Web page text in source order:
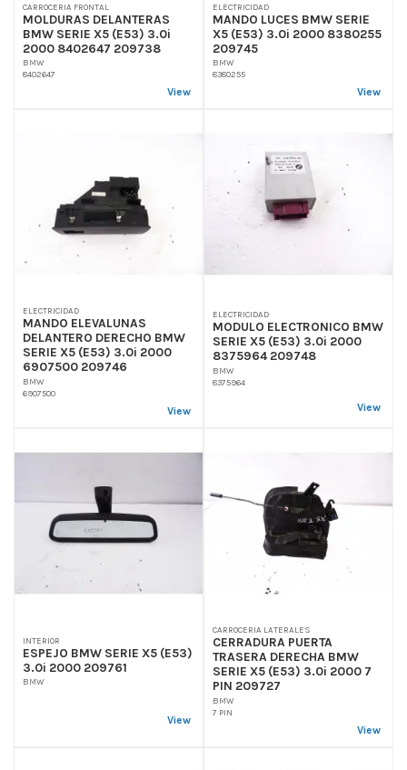
CARROCERIA FRONTAL
MOLDURAS DELANTERAS
BMW SERIE X5 (E53) 3.0i
2000 8402647 209738
BMW
8402647
View
ELECTRICIDAD
MANDO LUCES BMW SERIE
X5 (E53) 3.0i 2000 8380255
209745
BMW
8380255
View
ELECTRICIDAD
MANDO ELEVALUNAS
DELANTERO DERECHO BMW
SERIE X5 (E53) 3.0i 2000
6907500 209746
BMW
6907500
View
ELECTRICIDAD
MODULO ELECTRONICO BMW
SERIE X5 (E53) 3.0i 2000
8375964 209748
BMW
8375964
View
INTERIOR
ESPEJO BMW SERIE X5 (E53)
3.0i 2000 209761
BMW
View
CARROCERIA LATERALES
CERRADURA PUERTA
TRASERA DERECHA BMW
SERIE X5 (E53) 3.0i 2000 7
PIN 209727
BMW
7 PIN
View